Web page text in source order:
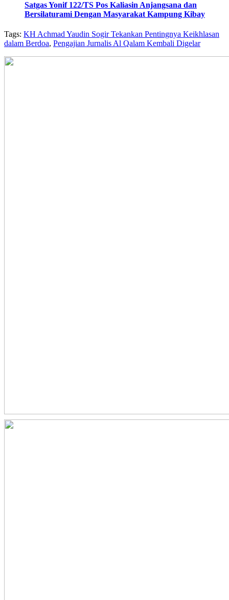
Satgas Yonif 122/TS Pos Kaliasin Anjangsana dan
Bersilaturami Dengan Masyarakat Kampung Kibay
Tags: KH Achmad Yaudin Sogir Tekankan Pentingnya Keikhlasan
dalam Berdoa, Pengajian Jurnalis Al Qalam Kembali Digelar